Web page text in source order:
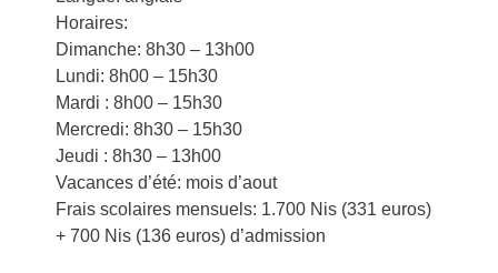
Horaires:
Dimanche: 8h30 – 13h00
Lundi: 8h00 – 15h30
Mardi : 8h00 – 15h30
Mercredi: 8h30 – 15h30
Jeudi : 8h30 – 13h00
Vacances d’été: mois d’aout
Frais scolaires mensuels: 1.700 Nis (331 euros)
+ 700 Nis (136 euros) d’admission